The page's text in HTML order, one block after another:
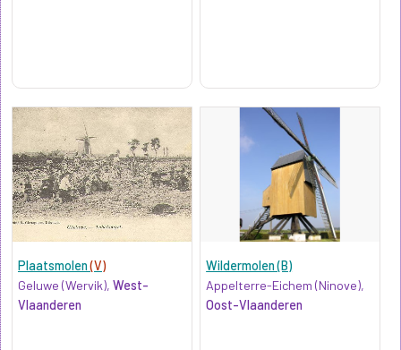
Plaatsmolen(V)
Geluwe (Wervik), West-
Vlaanderen
Wildermolen (B)
Appelterre-Eichem (Ninove),
Oost-Vlaanderen